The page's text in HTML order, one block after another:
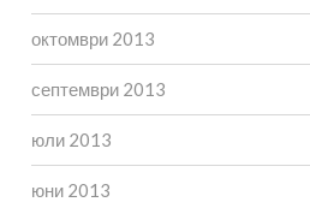
октомври 2013
септември 2013
юли 2013
юни 2013